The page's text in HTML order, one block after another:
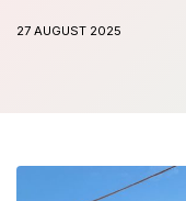
27 AUGUST 2025